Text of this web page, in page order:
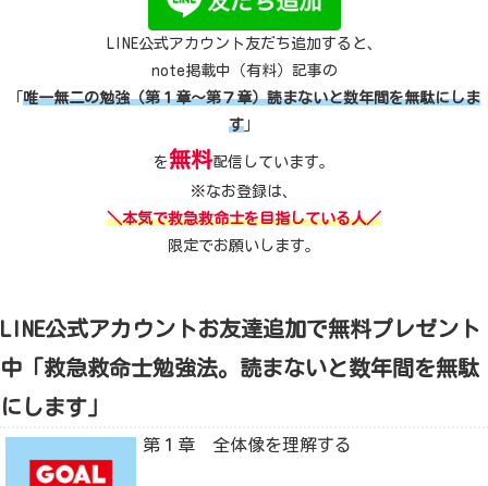
LINE公式アカウント友だち追加すると、
note掲載中（有料）記事の
唯一無二の勉強（第１章～第７章）読まないと数年間を無駄にしま
す
を無料配信しています。
※なお登録は、
＼本気で救急救命士を目指している人／
限定でお願いします。
LINE公式アカウントお友達追加で無料プレゼント
中「救急救命士勉強法。読まないと数年間を無駄
にします」
第１章 全体像を理解する